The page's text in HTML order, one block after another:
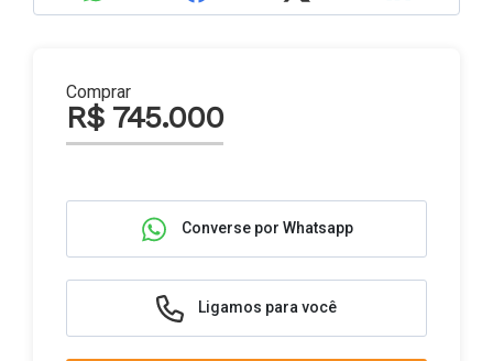
Comprar
R$ 745.000
Converse por Whatsapp
Ligamos para você